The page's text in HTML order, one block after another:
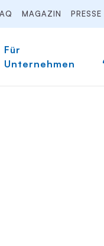
MAGAZIN PRESSE
Für
Unternehmen